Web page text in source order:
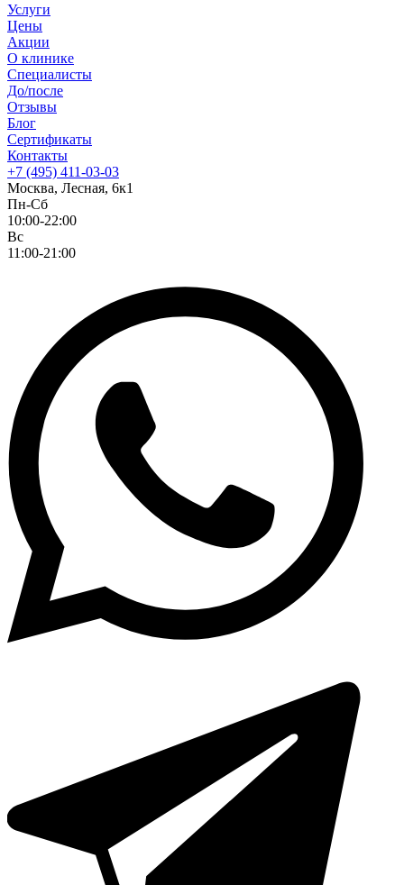
Услуги
Цены
Акции
О клинике
Специалисты
До/после
Отзывы
Блог
Сертификаты
Контакты
+7 (495) 411-03-03
Москва, Лесная, 6к1
Пн-Сб
10:00-22:00
Вс
11:00-21:00